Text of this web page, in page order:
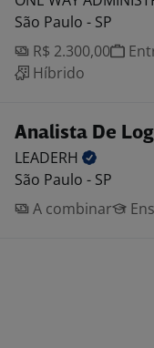
São Paulo - SP
R$ 2.300,00
Híbrido
Analista De
LEADERH
São Paulo - SP
A combinar